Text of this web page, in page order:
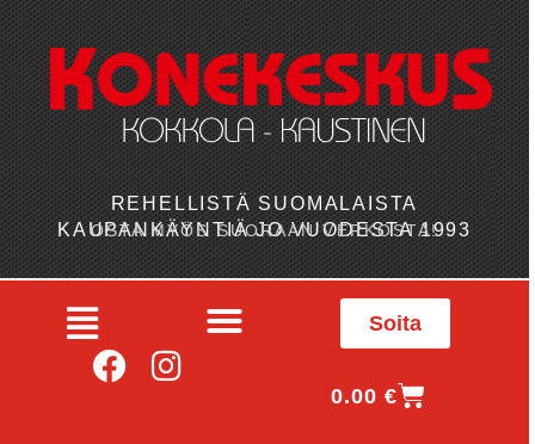
REHELLISTÄ SUOMALAISTA
KAUPANKÄYNTIÄ JO VUODESTA 1993
OSTA MYÖS SUORAAN VERKOSTA!
Soita
0.00€